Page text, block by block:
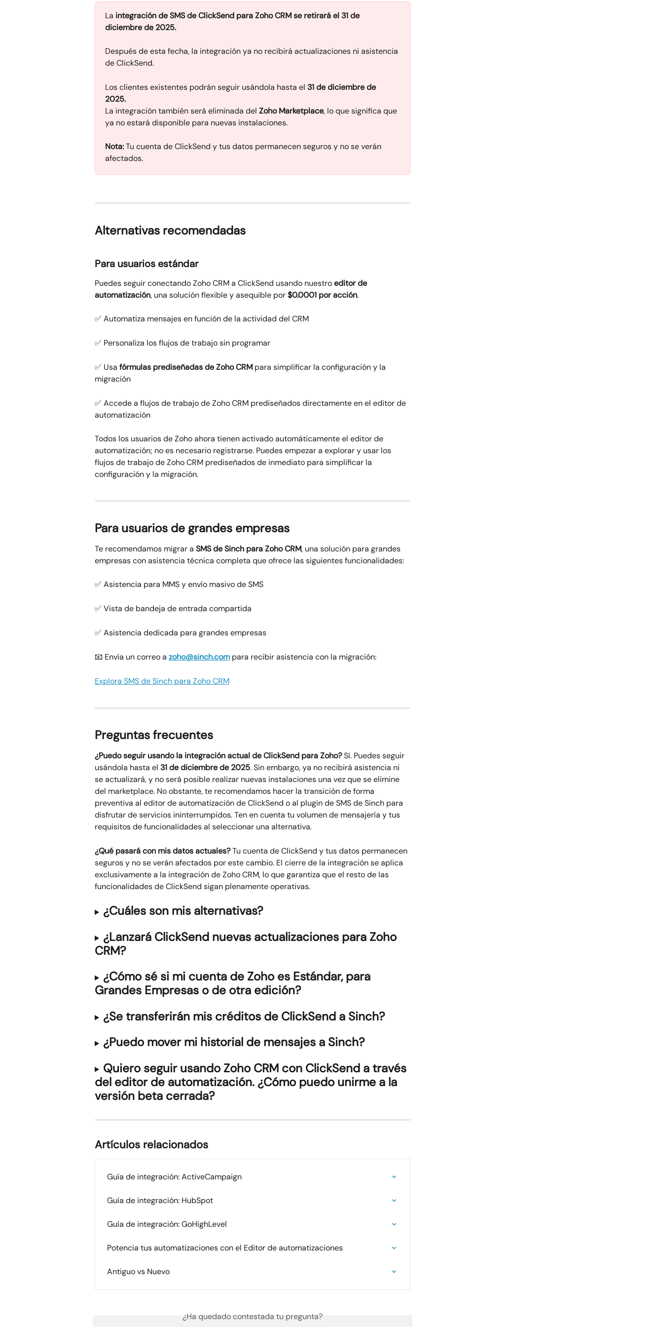
La integración de SMS de ClickSend para Zoho CRM se retirará el 31 de
diciembre de 2025.
Después de esta fecha, la integración ya no recibirá actualizaciones ni asistencia
de ClickSend.
Los clientes existentes podrán seguir usándola hasta el 31 de diciembre de
2025.
La integración también será eliminada del Zoho Marketplace, lo que significa que
ya no estará disponible para nuevas instalaciones.
Nota: Tu cuenta de ClickSend y tus datos permanecen seguros y no se verán
afectados.
Alternativas recomendadas
Para usuarios estándar
Puedes seguir conectando Zoho CRM a ClickSend usando nuestro editor de
automatización, una solución flexible y asequible por $0.0001 por acción.
✅ Automatiza mensajes en función de la actividad del CRM
✅ Personaliza los flujos de trabajo sin programar
✅ Usa fórmulas prediseñadas de Zoho CRM para simplificar la configuración y la
migración
✅ Accede a flujos de trabajo de Zoho CRM prediseñados directamente en el editor de
automatización
Todos los usuarios de Zoho ahora tienen activado automáticamente el editor de
automatización; no es necesario registrarse. Puedes empezar a explorar y usar los
flujos de trabajo de Zoho CRM prediseñados de inmediato para simplificar la
configuración y la migración.
Para usuarios de grandes empresas
Te recomendamos migrar a SMS de Sinch para Zoho CRM, una solución para grandes
empresas con asistencia técnica completa que ofrece las siguientes funcionalidades:
✅ Asistencia para MMS y envío masivo de SMS
✅ Vista de bandeja de entrada compartida
✅ Asistencia dedicada para grandes empresas
📧 Envía un correo a zoho@sinch.com para recibir asistencia con la migración:
Explora SMS de Sinch para Zoho CRM
Preguntas frecuentes
¿Puedo seguir usando la integración actual de ClickSend para Zoho? Sí. Puedes seguir
usándola hasta el 31 de diciembre de 2025. Sin embargo, ya no recibirá asistencia ni
se actualizará, y no será posible realizar nuevas instalaciones una vez que se elimine
del marketplace. No obstante, te recomendamos hacer la transición de forma
preventiva al editor de automatización de ClickSend o al plugin de SMS de Sinch para
disfrutar de servicios ininterrumpidos. Ten en cuenta tu volumen de mensajería y tus
requisitos de funcionalidades al seleccionar una alternativa.
¿Qué pasará con mis datos actuales? Tu cuenta de ClickSend y tus datos permanecen
seguros y no se verán afectados por este cambio. El cierre de la integración se aplica
exclusivamente a la integración de Zoho CRM, lo que garantiza que el resto de las
funcionalidades de ClickSend sigan plenamente operativas.
¿Cuáles son mis alternativas?
¿Lanzará ClickSend nuevas actualizaciones para Zoho
CRM?
¿Cómo sé si mi cuenta de Zoho es Estándar, para
Grandes Empresas o de otra edición?
¿Se transferirán mis créditos de ClickSend a Sinch?
¿Puedo mover mi historial de mensajes a Sinch?
Quiero seguir usando Zoho CRM con ClickSend a través
del editor de automatización. ¿Cómo puedo unirme a la
versión beta cerrada?
Artículos relacionados
Guía de integración: ActiveCampaign
Guía de integración: HubSpot
Guía de integración: GoHighLevel
Potencia tus automatizaciones con el Editor de automatizaciones
Antiguo vs Nuevo
¿Ha quedado contestada tu pregunta?